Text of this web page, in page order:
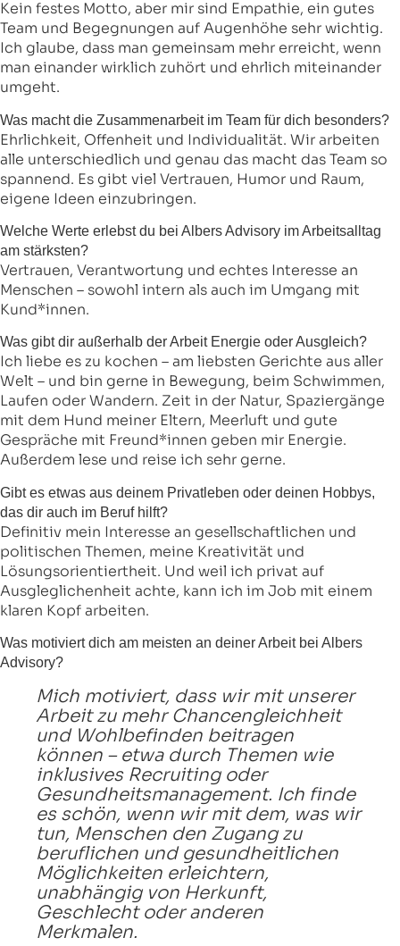
Kein festes Motto, aber mir sind Empathie, ein gutes
Team und Begegnungen auf Augenhöhe sehr wichtig.
Ich glaube, dass man gemeinsam mehr erreicht, wenn
man einander wirklich zuhört und ehrlich miteinander
umgeht.
Was macht die Zusammenarbeit im Team für dich besonders?
Ehrlichkeit, Offenheit und Individualität. Wir arbeiten
alle unterschiedlich und genau das macht das Team so
spannend. Es gibt viel Vertrauen, Humor und Raum,
eigene Ideen einzubringen.
Welche Werte erlebst du bei Albers Advisory im Arbeitsalltag
am stärksten?
Vertrauen, Verantwortung und echtes Interesse an
Menschen – sowohl intern als auch im Umgang mit
Kund*innen.
Was gibt dir außerhalb der Arbeit Energie oder Ausgleich?
Ich liebe es zu kochen – am liebsten Gerichte aus aller
Welt – und bin gerne in Bewegung, beim Schwimmen,
Laufen oder Wandern. Zeit in der Natur, Spaziergänge
mit dem Hund meiner Eltern, Meerluft und gute
Gespräche mit Freund*innen geben mir Energie.
Außerdem lese und reise ich sehr gerne.
Gibt es etwas aus deinem Privatleben oder deinen Hobbys,
das dir auch im Beruf hilft?
Definitiv mein Interesse an gesellschaftlichen und
politischen Themen, meine Kreativität und
Lösungsorientiertheit. Und weil ich privat auf
Ausgleglichenheit achte, kann ich im Job mit einem
klaren Kopf arbeiten.
Was motiviert dich am meisten an deiner Arbeit bei Albers
Advisory?
Mich motiviert, dass wir mit unserer
Arbeit zu mehr Chancengleichheit
und Wohlbefinden beitragen
können – etwa durch Themen wie
inklusives Recruiting oder
Gesundheitsmanagement. Ich finde
es schön, wenn wir mit dem, was wir
tun, Menschen den Zugang zu
beruflichen und gesundheitlichen
Möglichkeiten erleichtern,
unabhängig von Herkunft,
Geschlecht oder anderen
Merkmalen.